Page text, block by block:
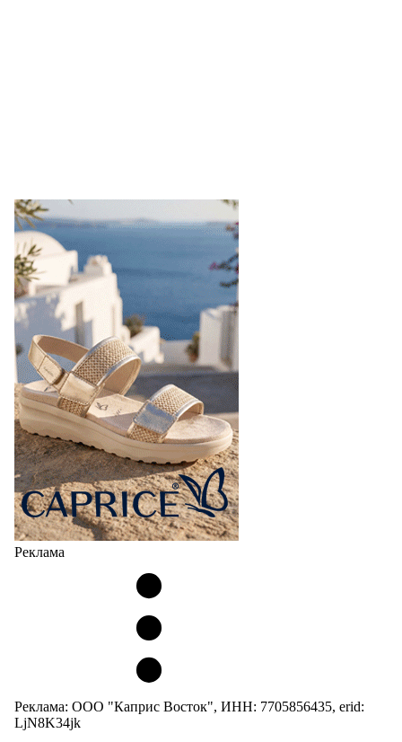
Реклама
Реклама: ООО "Каприс Восток", ИНН: 7705856435, erid:
LjN8K34jk